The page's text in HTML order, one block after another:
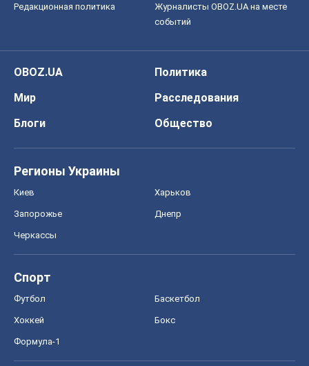
Редакционная политика
Журналисты OBOZ.UA на месте
событий
OBOZ.UA
Политика
Мир
Расследования
Блоги
Общество
Регионы Украины
Киев Харьков
Запорожье Днепр
Черкассы
Спорт
Футбол Баскетбол
Хоккей Бокс
Формула-1